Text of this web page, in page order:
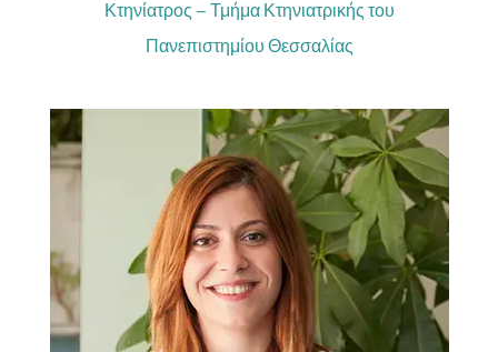
Κτηνίατρος – Τμήμα Κτηνιατρικής του
Πανεπιστημίου Θεσσαλίας